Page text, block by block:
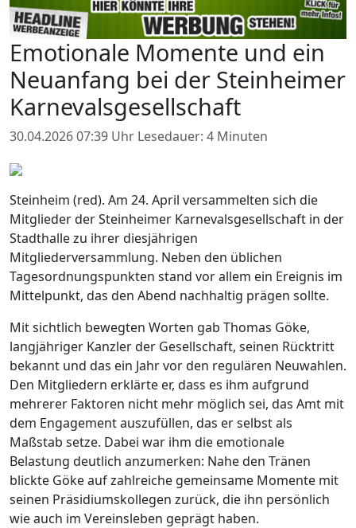
Emotionale Momente und ein
Neuanfang bei der Steinheimer
Karnevalsgesellschaft
30.04.2026 07:39 Uhr Lesedauer: 4 Minuten
Steinheim (red). Am 24. April versammelten sich die
Mitglieder der Steinheimer Karnevalsgesellschaft in der
Stadthalle zu ihrer diesjährigen
Mitgliederversammlung. Neben den üblichen
Tagesordnungspunkten stand vor allem ein Ereignis im
Mittelpunkt, das den Abend nachhaltig prägen sollte.
Mit sichtlich bewegten Worten gab Thomas Göke,
langjähriger Kanzler der Gesellschaft, seinen Rücktritt
bekannt und das ein Jahr vor den regulären Neuwahlen.
Den Mitgliedern erklärte er, dass es ihm aufgrund
mehrerer Faktoren nicht mehr möglich sei, das Amt mit
dem Engagement auszufüllen, das er selbst als
Maßstab setze. Dabei war ihm die emotionale
Belastung deutlich anzumerken: Nahe den Tränen
blickte Göke auf zahlreiche gemeinsame Momente mit
seinen Präsidiumskollegen zurück, die ihn persönlich
wie auch im Vereinsleben geprägt haben.